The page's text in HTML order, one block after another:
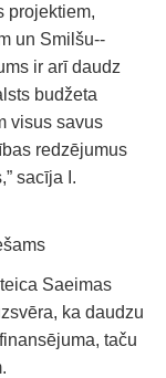
projektiem,
un Smilšu--
ir arī daudz
budžeta
visus savus
redzējumus
sacīja I.
Saeimas
ka daudzu
taču